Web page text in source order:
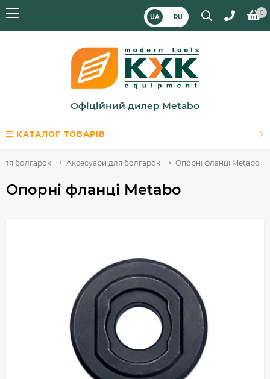
UA RU
0
Офіційний дилер Metabo
КАТАЛОГ ТОВАРІВ
болгарок Аксесуари для болгарок Опорні фланці Metabo
Опорні фланці Metabo